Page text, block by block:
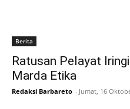
Berita
Ratusan Pelayat
Marda Etika
Redaksi Barbareto - Jumat, 16